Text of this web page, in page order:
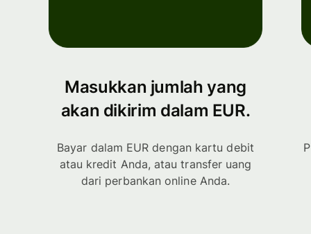
Masukkan jumlah yang
akan dikirim dalam EUR.
Bayar dalam EUR dengan kartu debit
atau kredit Anda, atau transfer uang
dari perbankan online Anda.